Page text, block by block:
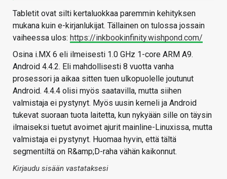
Tabletit ovat silti kertaluokkaa paremmin kehityksen
mukana kuin e-kirjanlukijat. Tällainen on tulossa jossain
vaiheessa ulos: https://inkbookinfinity.wishpond.com/
Osina i.MX 6 eli ilmeisesti 1.0 GHz 1-core ARM A9.
Android 4.4.2. Eli mahdollisesti 8 vuotta vanha
prosessori ja aikaa sitten tuen ulkopuolelle joutunut
Android. 4.4.4 olisi myös saatavilla, mutta siihen
valmistaja ei pystynyt. Myös uusin kerneli ja Android
tukevat suoraan tuota laitetta, kun nykyään sille on täysin
ilmaiseksi tuetut avoimet ajurit mainline-Linuxissa, mutta
valmistaja ei pystynyt. Huomaa hyvin, että tältä
segmentiltä on R&amp;D-raha vähän kaikonnut.
Kirjaudu sisään vastataksesi